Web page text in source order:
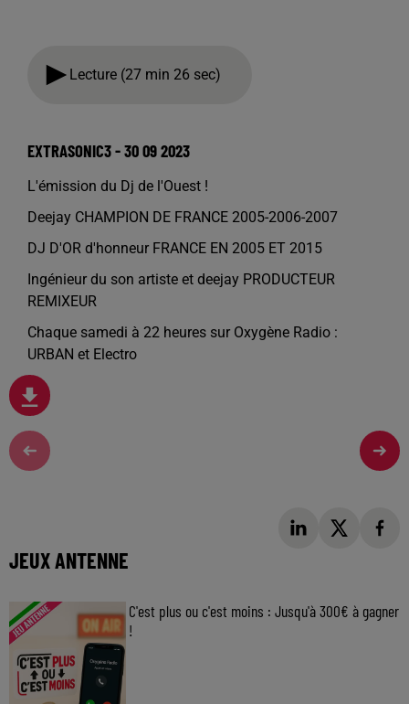
Lecture (27 min 26 sec)
EXTRASONIC3 - 30 09 2023
L'émission du Dj de l'Ouest !
Deejay CHAMPION DE FRANCE 2005-2006-2007
DJ D'OR d'honneur FRANCE EN 2005 ET 2015
Ingénieur du son artiste et deejay PRODUCTEUR
REMIXEUR
Chaque samedi à 22 heures sur Oxygène Radio :
URBAN et Electro
JEUX ANTENNE
C'est plus ou c'est moins : Jusqu'à 300€ à gagner
!